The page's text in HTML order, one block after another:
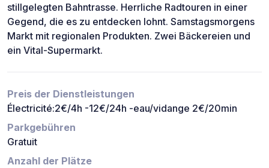
stillgelegten Bahntrasse. Herrliche Radtouren in einer
Gegend, die es zu entdecken lohnt. Samstagsmorgens
Markt mit regionalen Produkten. Zwei Bäckereien und
ein Vital-Supermarkt.
Preis der Dienstleistungen
Électricité:2€/4h -12€/24h -eau/vidange 2€/20min
Parkgebühren
Gratuit
Anzahl der Plätze